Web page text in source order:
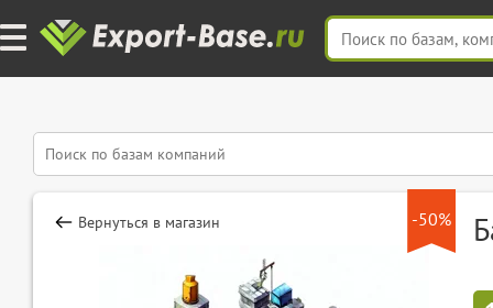
-50%
Вернуться в магазин